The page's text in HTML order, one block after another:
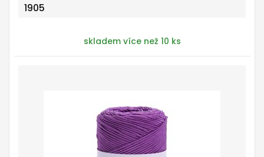
1905
skladem více než 10 ks